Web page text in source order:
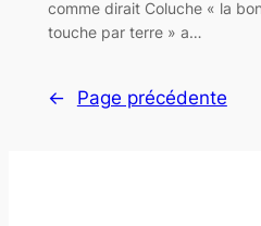
comme dirait Coluche « la
touche par terre » a…
← Page précédente